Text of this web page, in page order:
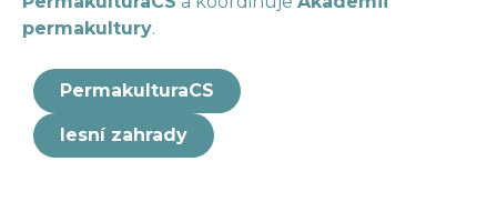
permakultury.
PermakulturaCS
lesní zahrady